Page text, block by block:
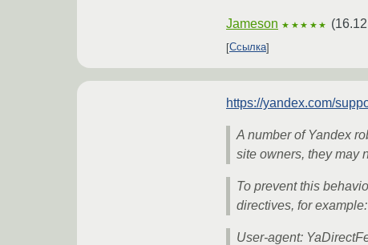
Jameson ★★★★★ (
Ссылка
https://yandex.com/
A number of Yandex
site owners, they may
To prevent this
directives, for example:
User-agent: